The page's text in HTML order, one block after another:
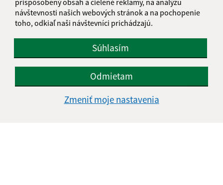
návštevnosti našich webových stránok a na pochopenie
toho, odkiaľ naši návštevníci prichádzajú.
Súhlasím
Odmietam
Zmeniť moje nastavenia